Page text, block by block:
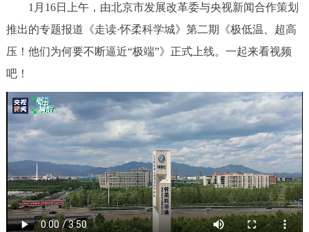
政务服务
个人服务 法人服务 部门服务
中介服务 阳光政务
政民互动
12345网上接诉即办 我要咨询 我要建议
1月16日上午，由北京市发展改革委与央视新闻合作策划
推出的专题报道《走读·怀柔科学城》第二期《极低温、超高
压！他们为何要不断逼近“极端”》正式上线。一起来看视频
吧！